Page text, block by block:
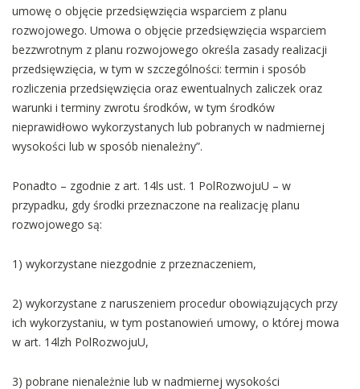
umowę o objęcie przedsięwzięcia wsparciem z planu
rozwojowego. Umowa o objęcie przedsięwzięcia wsparciem
bezzwrotnym z planu rozwojowego określa zasady realizacji
przedsięwzięcia, w tym w szczególności: termin i sposób
rozliczenia przedsięwzięcia oraz ewentualnych zaliczek oraz
warunki i terminy zwrotu środków, w tym środków
nieprawidłowo wykorzystanych lub pobranych w nadmiernej
wysokości lub w sposób nienależny”.
Ponadto – zgodnie z art. 14ls ust. 1 PolRozwojuU – w
przypadku, gdy środki przeznaczone na realizację planu
rozwojowego są:
1) wykorzystane niezgodnie z przeznaczeniem,
2) wykorzystane z naruszeniem procedur obowiązujących przy
ich wykorzystaniu, w tym postanowień umowy, o której mowa
w art. 14lzh PolRozwojuU,
3) pobrane nienależnie lub w nadmiernej wysokości